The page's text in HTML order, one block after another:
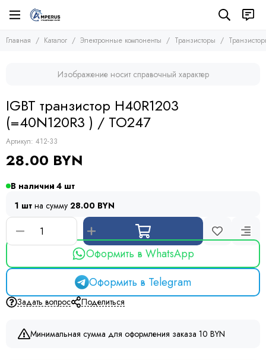
Электронные компоненты
Транзисторы
Транзисторы
Биполярные транзисторы (BJTs)
Тиристоры и симисторы
Модули
Резисторы
Предохранители
Дроссели
Фоточувствительные элементы
Устройства защиты
Главная Каталог Электронные компоненты Транзисторы
Изображение носит справочный характер
IGBT транзистор H40R1203
(=40N120R3 ) / TO247
Артикул: 412-33
28.00 BYN
В наличии 4
1 шт на сумму 28.00 BYN
Оформить в WhatsApp
Оформить в Telegram
Задать вопрос Поделиться
Минимальная сумма для оформления заказа 10 BYN